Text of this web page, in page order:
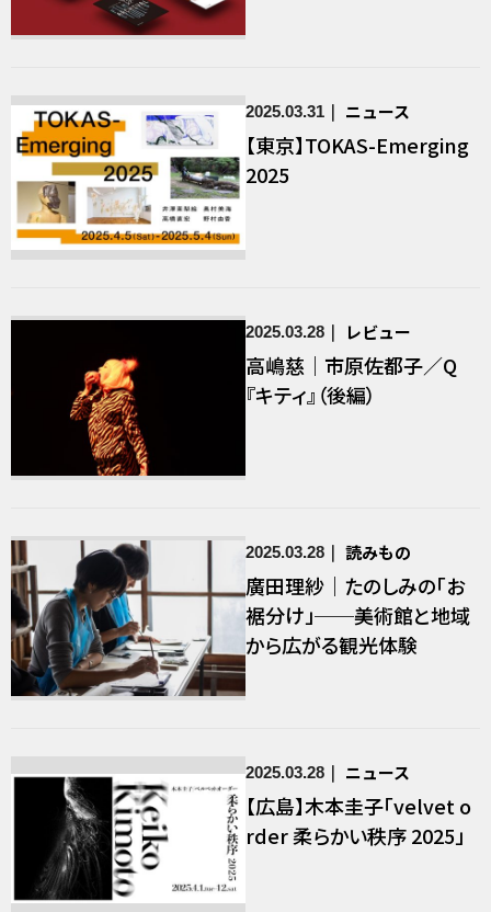
2025.03.31 ニュース
【東京】TOKAS-Emerging
2025
2025.03.28 レビュー
高嶋慈｜市原佐都子／Q
『キティ』（後編）
2025.03.28 読みもの
廣田理紗｜たのしみの「お
裾分け」──美術館と地域
から広がる観光体験
2025.03.28 ニュース
【広島】木本圭子「velvet o
rder 柔らかい秩序 2025」